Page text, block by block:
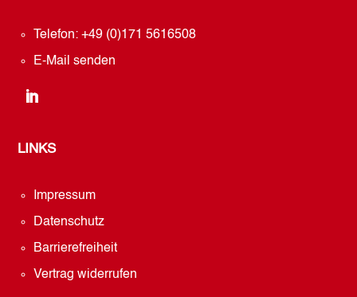
Telefon: +49 (0)171 5616508
E-Mail senden
LINKS
Impressum
Datenschutz
Barrierefreiheit
Vertrag widerrufen